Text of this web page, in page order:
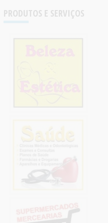
PRODUTOS E SERVIÇOS